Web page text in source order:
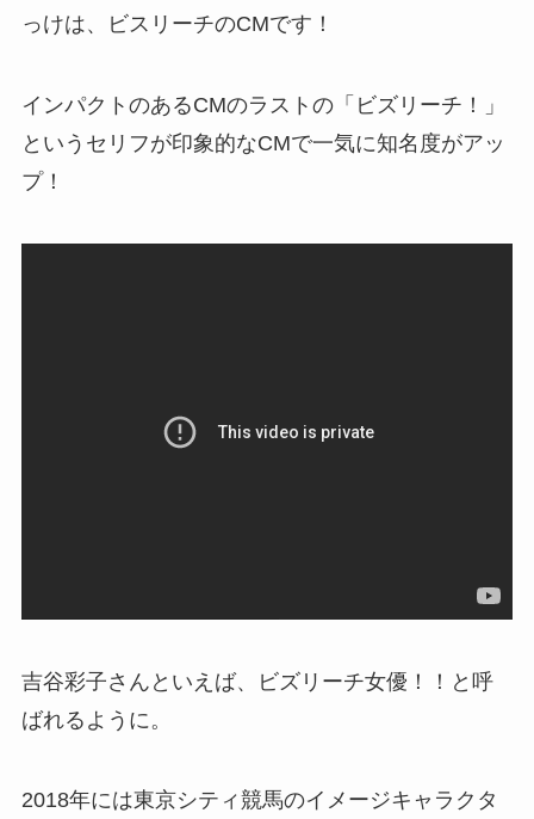
っけは、ビスリーチのCMです！
インパクトのあるCMのラストの「ビズリーチ！」
というセリフが印象的なCMで一気に知名度がアッ
プ！
吉谷彩子さんといえば、ビズリーチ女優！！と呼
ばれるように。
2018年には東京シティ競馬のイメージキャラクタ